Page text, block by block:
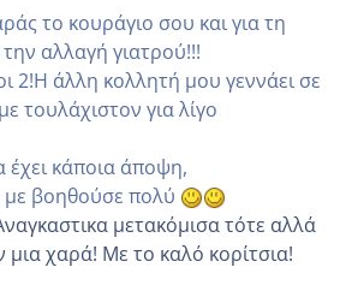
το κουράγιο σου και για τη
την αλλαγή γιατρού!!!
2!Η άλλη κολλητή μου γεννάει σε
τουλάχιστον για λίγο
κάποια άποψη,
βοηθούσε πολύ
μετακόμισα τότε αλλά
χαρά! Με το καλό κορίτσια!